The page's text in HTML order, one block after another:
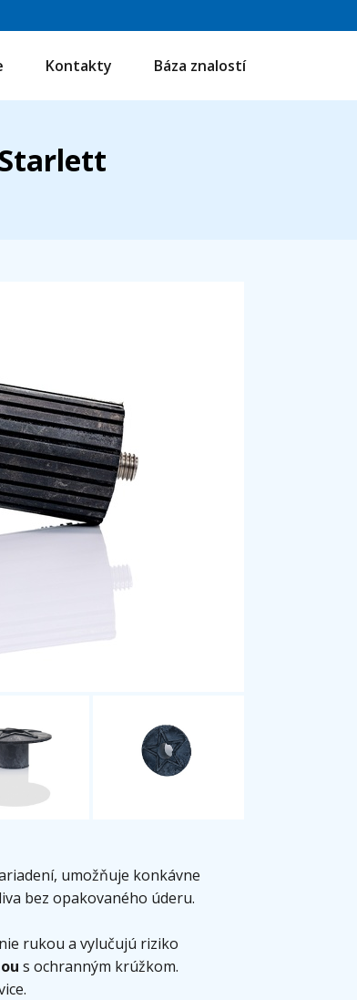
Kontakty Báza znalostí
umožňuje konkávne
bez opakovaného úderu.
rukou a vylučujú riziko
s ochranným krúžkom.